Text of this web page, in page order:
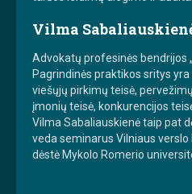
Vilma
Advokatų profesinės bendrijos
Pagrindinės praktikos sritys
viešųjų pirkimų teisė,
įmonių teisė, konkurencijos
Vilma Sabaliauskienė taip pat
veda seminarus Vilniaus verslo
dėstė Mykolo Romerio